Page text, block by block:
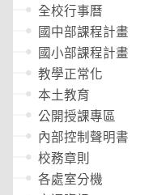
全校行事曆
國中部課程計畫
國小部課程計畫
教學正常化
本土教育
公開授課專區
內部控制聲明書
校務章則
各處室分機